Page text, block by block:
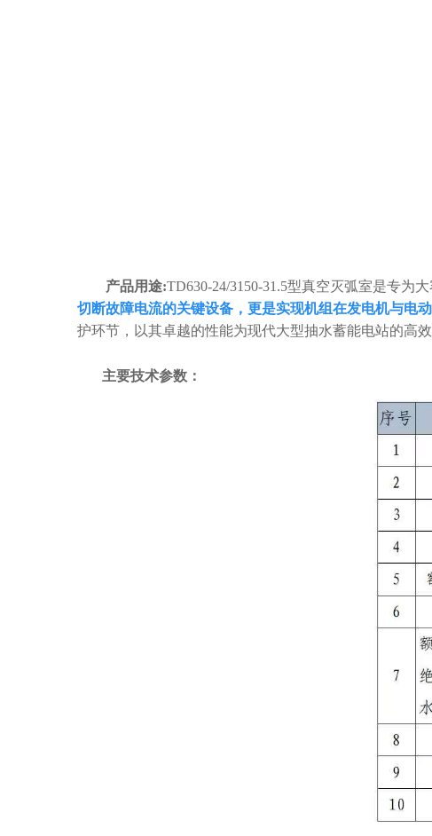
产品用途:TD630-24/3150-31.5型真空灭弧室是专为
切断故障电流的关键设备，更是实现机组在发电机与电
护环节，以其卓越的性能为现代大型抽水蓄能电站的高
主要技术参数：